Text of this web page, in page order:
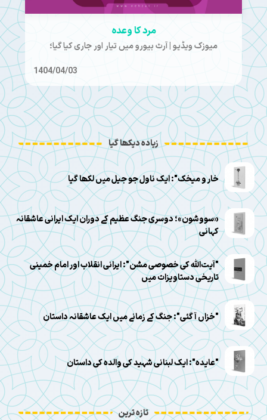
مرد کا وعدہ
میوزک ویڈیو | آرٹ بیورو میں تیار اور جاری کیا گیا؛
1404/04/03
زیادہ دیکھا گیا
خار و میخک": ایک ناول جو جیل میں لکھا گیا
«سووشون»؛ دوسری جنگ عظیم کے دوران ایک ایرانی عاشقانہ
کہانی
"آیت‌الله کی خصوصی مشن": ایرانی انقلاب اور امام خمینی
تاریخی دستاویزات میں
"خزاں آ گئی": جنگ کے زمانے میں ایک عاشقانہ داستان
"عایده": ایک لبنانی شہید کی والدہ کی داستان
تازہ ترین